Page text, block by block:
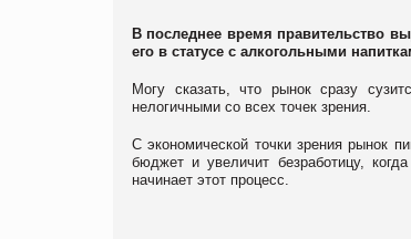
В последнее время правительство
его в статусе с алкогольными
Могу сказать, что рынок сразу
нелогичными со всех точек зрения.
С экономической точки зрения рынок
бюджет и увеличит безработицу,
начинает этот процесс.